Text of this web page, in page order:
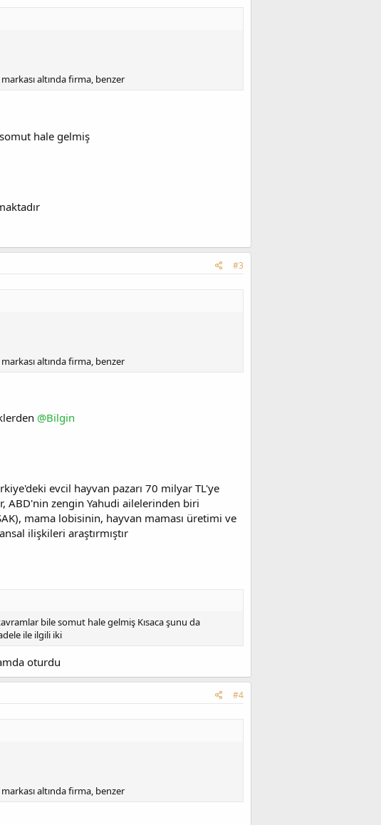
altında firma, benzer
hale gelmiş
#3
altında firma, benzer
@Bilgin
evcil hayvan pazarı 70 milyar TL'ye
ABD'nin zengin Yahudi ailelerinden biri
mama lobisinin, hayvan maması üretimi ve
ilişkileri araştırmıştır
bile somut hale gelmiş Kısaca şunu da
ile ilgili iki
oturdu
#4
altında firma, benzer